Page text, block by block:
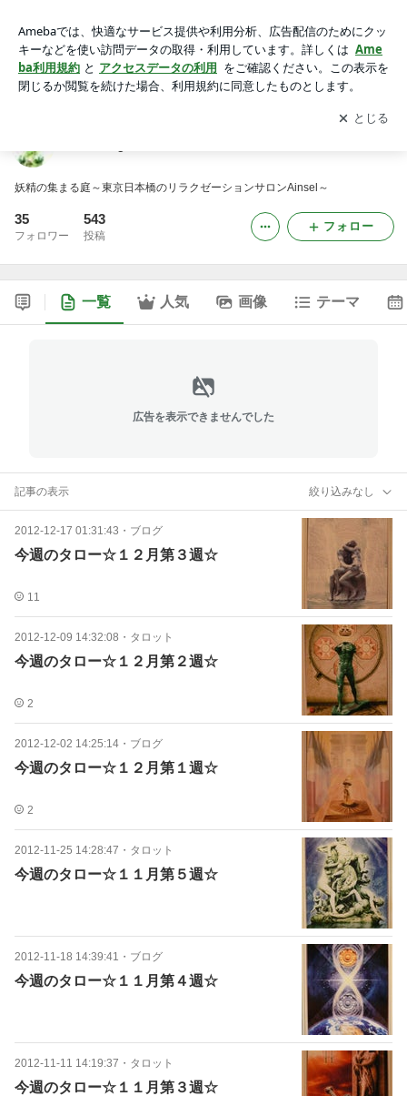
アプリをダウンロードして ブログの更新通知
を受け取りまし
ょう。
開く
妖精の集まる庭～東京日本橋のリラクゼーションサロンAinsel～
35
フォロワー
543
投稿
フォロー
一覧 人気 画像 テーマ
広告を表示できませんでした
記事の表示 絞り込みなし
2012-12-17 01:31:43 ・ ブログ
今週のタロー☆１２月第３週☆
11
2012-12-09 14:32:08 ・ タロット
今週のタロー☆１２月第２週☆
2
2012-12-02 14:25:14 ・ ブログ
今週のタロー☆１２月第１週☆
2
2012-11-25 14:28:47 ・ タロット
今週のタロー☆１１月第５週☆
2012-11-18 14:39:41 ・ ブログ
今週のタロー☆１１月第４週☆
2012-11-11 14:19:37 ・ タロット
今週のタロー☆１１月第３週☆